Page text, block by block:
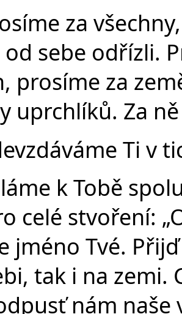
za
sebe odřízli.
prosíme za
uprchlíků. Za
Ti v
k Tobě
celé stvoření:
jméno Tvé.
tak i na zemi.
nám